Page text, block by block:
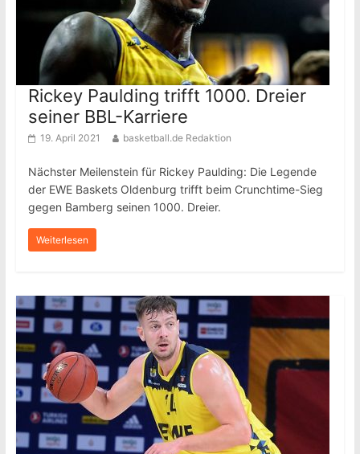
Rickey Paulding trifft 1000. Dreier
seiner BBL-Karriere
19. April 2021 basketball.de Redaktion
Nächster Meilenstein für Rickey Paulding: Die Legende
der EWE Baskets Oldenburg trifft beim Crunchtime-Sieg
gegen Bamberg seinen 1000. Dreier.
Weiterlesen